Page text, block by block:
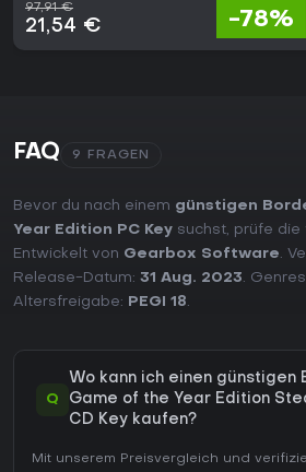
97,91 €
21,54 € -78%
FAQ 9 FRAGEN
Bevor du nach einem günstigen
Year Edition PC Key suchst, prüfe die
Entwickelt von Gearbox Software.
Release-Datum: 31 Aug. 2023.
Altersfreigabe:
PEGI 18.
Q
Wo kann ich einen günstigen
Game of the Year Edition
CD Key kaufen?
Mit unserem Preisvergleich und